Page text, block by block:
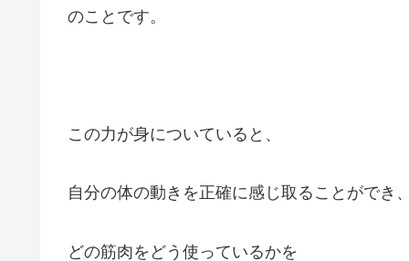
のことです。
この力が身についていると、
自分の体の動きを正確に感じ取ることができ、
どの筋肉をどう使っているかを